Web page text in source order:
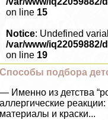
on line 15
Notice: Undefined
/var/www/
on line 19
Способы подбора
— Именно из детства
аллергические
материалы и краски...